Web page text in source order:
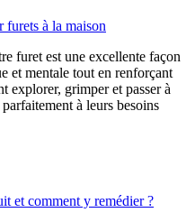
furets à la maison
furet est une excellente façon
et mentale tout en renforçant
explorer, grimper et passer à
à leurs besoins
et comment y remédier ?